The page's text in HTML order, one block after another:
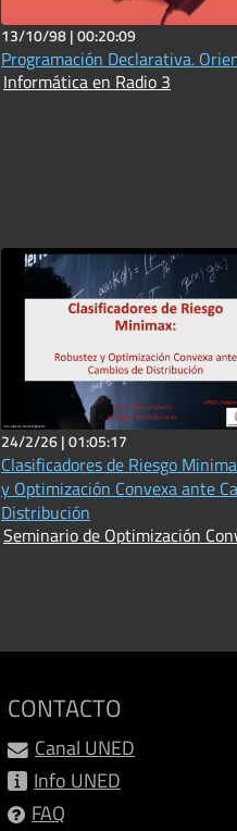
13/10/98 |00:20:09
Programación Declarativa.
Informática en Radio 3
24/2/26 |01:05:17
Clasificadores de Riesgo
y Optimización Convexa ante
Distribución
Seminario de Optimización
CONTACTO
Canal UNED
Info UNED
FAQ